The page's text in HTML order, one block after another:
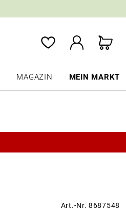
MAGAZIN MEIN MARKT
Art.-Nr. 8687548